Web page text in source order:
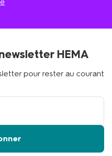
HEMA
pour rester au courant